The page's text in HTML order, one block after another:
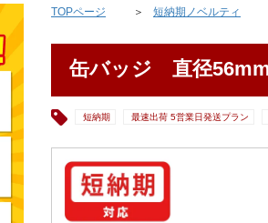
TOPページ 短納期ノベルティ
缶バッジ 直径
短納期 最速出荷 5営業日発送プラン